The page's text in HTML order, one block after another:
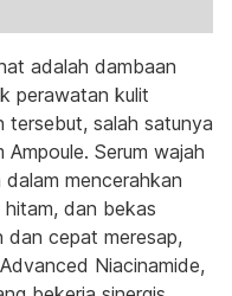
adalah dambaan
perawatan kulit
tersebut, salah satunya
Serum wajah
mencerahkan
dan bekas
dan cepat meresap,
Niacinamide,